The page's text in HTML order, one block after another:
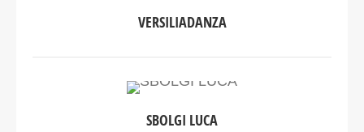
VERSILIADANZA
SBOLGI LUCA